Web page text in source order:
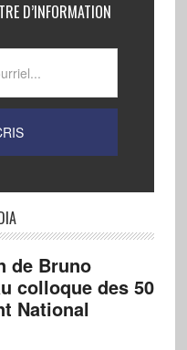
D’INFORMATION
de Bruno
colloque des 50
National